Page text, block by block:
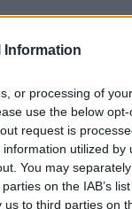
Information
or processing of
use the below
request is
utilized by
You may
on the IAB’s
us to third parties on